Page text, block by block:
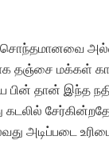
சொந்தமானவை
மக்கள்
தான் இந்த நதி
கடலில்
அடிப்படை